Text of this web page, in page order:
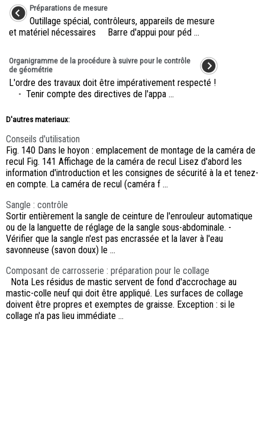
Préparations de mesure
Outillage spécial, contrôleurs, appareils de mesure
et matériel nécessaires Barre d'appui pour péd ...
Organigramme de la procédure à suivre pour le contrôle
de géométrie
L'ordre des travaux doit être impérativement respecté !
- Tenir compte des directives de l'appa ...
D'autres materiaux:
Conseils d'utilisation
Fig. 140 Dans le hoyon : emplacement de montage de la caméra de
recul Fig. 141 Affichage de la caméra de recul Lisez d'abord les
information d'introduction et les consignes de sécurité à la et tenez-
en compte. La caméra de recul (caméra f ...
Sangle : contrôle
Sortir entièrement la sangle de ceinture de l'enrouleur automatique
ou de la languette de réglage de la sangle sous-abdominale. -
Vérifier que la sangle n'est pas encrassée et la laver à l'eau
savonneuse (savon doux) le ...
Composant de carrosserie : préparation pour le collage
Nota Les résidus de mastic servent de fond d'accrochage au
mastic-colle neuf qui doit être appliqué. Les surfaces de collage
doivent être propres et exemptes de graisse. Exception : si le
collage n'a pas lieu immédiate ...